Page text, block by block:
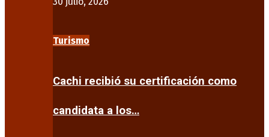
Turismo
Cachi recibió su certificación como
candidata a los…